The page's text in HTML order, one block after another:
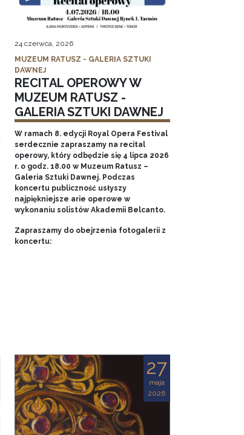
24 czerwca, 2026
MUZEUM RATUSZ - GALERIA SZTUKI
DAWNEJ
RECITAL OPEROWY W
MUZEUM RATUSZ -
GALERIA SZTUKI DAWNEJ
W ramach 8. edycji Royal Opera Festival
serdecznie zapraszamy na recital
operowy, który odbędzie się 4 lipca 2026
r. o godz. 18.00 w Muzeum Ratusz –
Galeria Sztuki Dawnej. Podczas
koncertu publiczność usłyszy
najpiękniejsze arie operowe w
wykonaniu solistów Akademii Belcanto.
Zapraszamy do obejrzenia fotogalerii z
koncertu:
27
maja
2026